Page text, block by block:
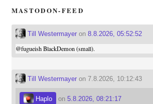
MASTODON-FEED
Till Westermayeron 8.8.2026, 05:52:52
@fugueishBlackDemon (small).
Till Westermayeron 7.8.2026, 10:12:43
Haplo on 5.8.2026, 08:21:17